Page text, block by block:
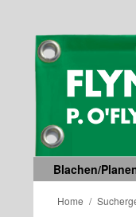
Blachen/
Home /